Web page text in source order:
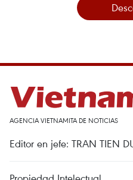
AGENCIA VIETNAMITA DE NOTICIAS
Editor en jefe: TRAN TIEN